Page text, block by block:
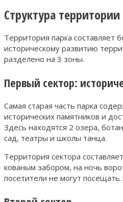
Структура
Территория парка составляет
историческому развитию
разделено на 3 зоны.
Первый сектор:
Самая старая часть парка
исторических памятников и
Здесь находятся 2 озера,
сад, театры и школы танца.
Территория сектора
кованым забором, на ночь
посетители не могут посещать